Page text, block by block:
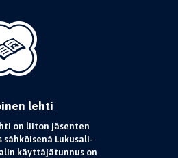
lehti
on liiton jäsenten
Lukusali-
käyttäjätunnus on